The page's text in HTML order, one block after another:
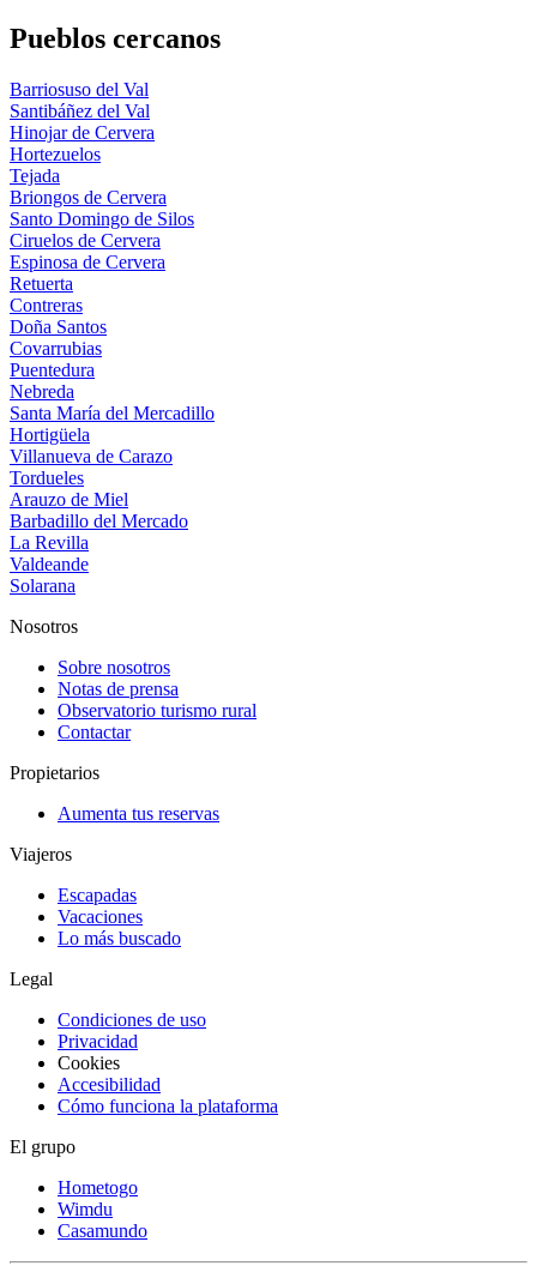
Pueblos cercanos
Barriosuso del Val
Santibáñez del Val
Hinojar de Cervera
Hortezuelos
Tejada
Briongos de Cervera
Santo Domingo de Silos
Ciruelos de Cervera
Espinosa de Cervera
Retuerta
Contreras
Doña Santos
Covarrubias
Puentedura
Nebreda
Santa María del Mercadillo
Hortigüela
Villanueva de Carazo
Tordueles
Arauzo de Miel
Barbadillo del Mercado
La Revilla
Valdeande
Solarana
Nosotros
Sobre nosotros
Notas de prensa
Observatorio turismo rural
Contactar
Propietarios
Aumenta tus reservas
Viajeros
Escapadas
Vacaciones
Lo más buscado
Legal
Condiciones de uso
Privacidad
Cookies
Accesibilidad
Cómo funciona la plataforma
El grupo
Hometogo
Wimdu
Casamundo